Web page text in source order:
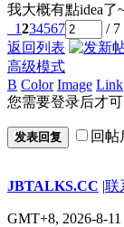
我大概有點idea了
1234567 / 7
返回列表
高级模式
B Color Image Link
您需要登录后才
发表回复 回帖
JBTALKS.CC |联
GMT+8, 2026-8-